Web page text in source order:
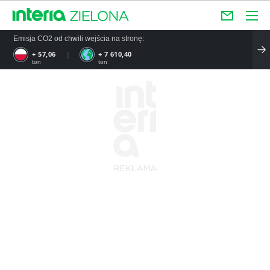
Emisja CO2 od chwili wejścia na stronę:
+ 57,06
ton
+ 7 610,40
ton